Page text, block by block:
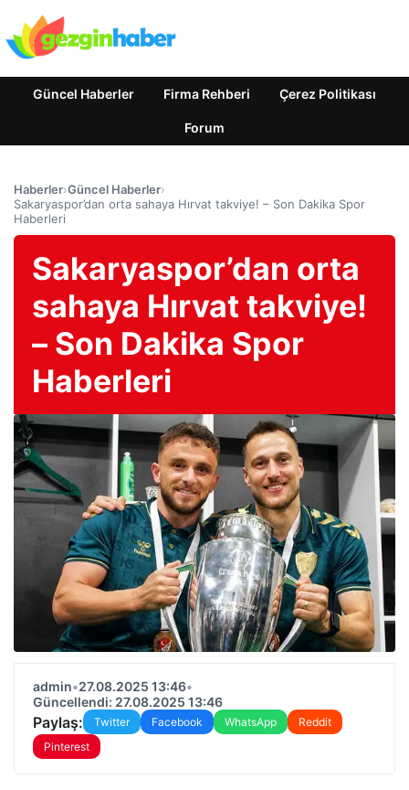
Güncel Haberler Firma Rehberi Çerez Politikası
Forum
Haberler›Güncel Haberler›
Sakaryaspor’dan orta sahaya Hırvat takviye! – Son Dakika Spor
Haberleri
Sakaryaspor’dan orta
sahaya Hırvat takviye!
– Son Dakika Spor
Haberleri
admin•27.08.2025 13:46•
Güncellendi: 27.08.2025 13:46
Paylaş: Twitter Facebook WhatsApp
Reddit
Pinterest